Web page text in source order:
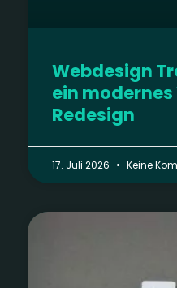
Webdesign
ein
Redesign
17. Juli 2026 Keine